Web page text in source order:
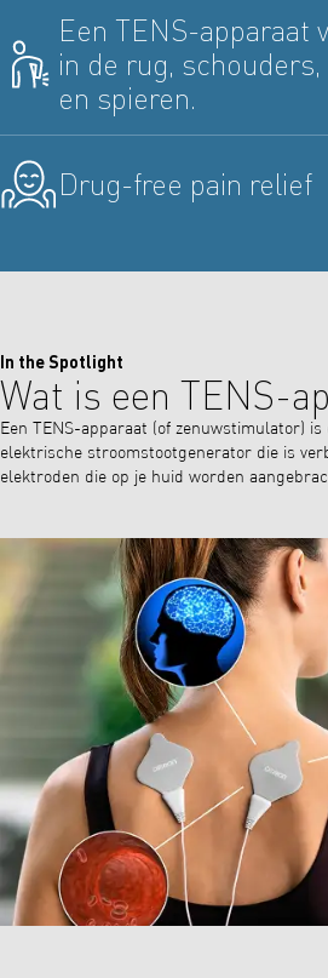
Een TENS-apparaat
in de rug,
en spieren.
Drug-free pain relief
In the Spotlight
Wat is een TENS-
Een TENS-apparaat (of zenuwstimulator) is
elektrische stroomstootgenerator die is
elektroden die op je huid worden